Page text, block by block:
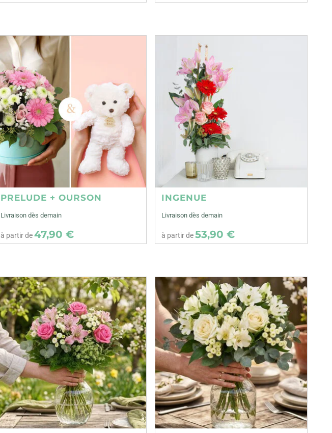
PRELUDE + OURSON
Livraison dès demain
à partir de47,90 €
INGENUE
Livraison dès demain
à partir de53,90 €